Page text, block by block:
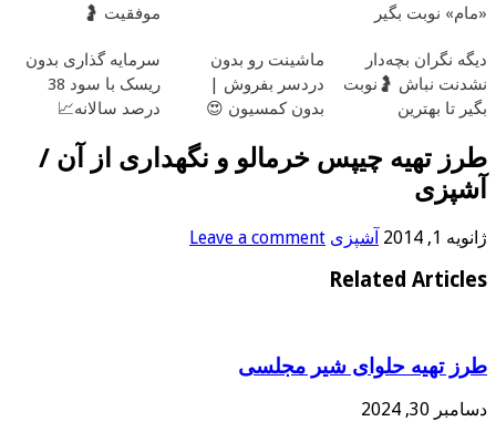
«مام» نوبت بگیر
موفقیت 🤰
دیگه نگران بچه‌دار
نشدنت نباش 🤰نوبت
بگیر تا بهترین
کنن
ماشینت رو بدون
دردسر بفروش |
بدون کمسیون 😍
سرمایه گذاری بدون
ریسک با سود 38
درصد سالانه📈
طرز تهیه چيپس خرمالو و نگهداری از آن /
آشپزی
ژانویه 1, 2014 آشپزی Leave a comment
Related Articles
طرز تهیه حلوای شیر مجلسی
دسامبر 30, 2024